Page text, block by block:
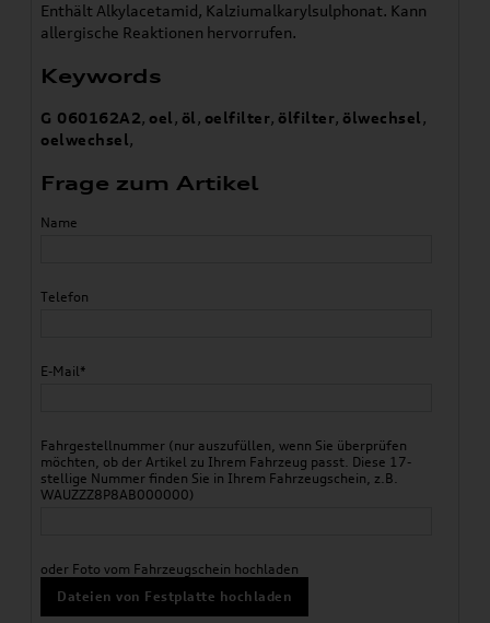
Enthält Alkylacetamid, Kalziumalkarylsulphonat. Kann
allergische Reaktionen hervorrufen.
Keywords
G 060162A2, oel, öl, oelfilter, ölfilter, ölwechsel,
oelwechsel,
Frage zum Artikel
Name
Telefon
E-Mail*
Fahrgestellnummer (nur auszufüllen, wenn Sie überprüfen
möchten, ob der Artikel zu Ihrem Fahrzeug passt. Diese 17-
stellige Nummer finden Sie in Ihrem Fahrzeugschein, z.B.
WAUZZZ8P8AB000000)
oder Foto vom Fahrzeugschein hochladen
Dateien von Festplatte hochladen